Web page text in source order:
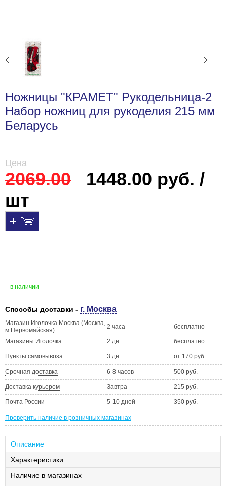
Ножницы "КРАМЕТ" Рукодельница-2
Набор ножниц для рукоделия 215 мм
Беларусь
Цена
2069.00
1448.00 руб. /
шт
в наличии
Способы доставки - г. Москва
Магазин Иголочка Москва (Москва,
м.Первомайская)
2 часа бесплатно
Магазины Иголочка 2 дн. бесплатно
Пункты самовывоза 3 дн. от 170 руб.
Срочная доставка 6-8 часов 500 руб.
Доставка курьером Завтра 215 руб.
Почта России 5-10 дней 350 руб.
Проверить наличие в розничных магазинах
Описание
Характеристики
Наличие в магазинах